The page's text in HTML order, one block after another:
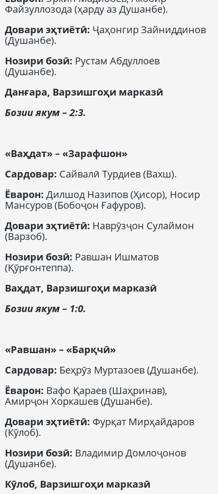
Файзуллозода (ҳарду аз Душанбе).
Довари эҳтиётӣ: Ҷаҳонгир Зайниддинов
(Душанбе).
Нозири бозӣ: Рустам Абдуллоев
(Душанбе).
Данғара, Варзишгоҳи марказӣ
Бозии якум– 2:3.
«Ваҳдат» – «Зарафшон»
Сардовар: Сайвалӣ Турдиев (Вахш).
Ёварон: Дилшод Назипов (Ҳисор), Носир
Мансуров (Бобоҷон Ғафуров).
Довари эҳтиётӣ: Наврӯзҷон Сулаймон
(Варзоб).
Нозири бозӣ: Равшан Ишматов
(Қӯрғонтеппа).
Ваҳдат, Варзишгоҳи марказӣ
Бозии якум– 1:0.
«Равшан» – «Барқчӣ»
Сардовар: Беҳрӯз Муртазоев (Душанбе).
Ёварон: Вафо Қараев (Шаҳринав),
Амирҷон Хоркашев (Душанбе).
Довари эҳтиётӣ: Фурқат Мирҳайдаров
(Кӯлоб).
Нозири бозӣ: Владимир Домлоҷонов
(Душанбе).
Кӯлоб, Варзишгоҳи марказӣ